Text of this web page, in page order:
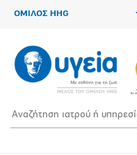
ΟΜΙΛΟΣ HHG